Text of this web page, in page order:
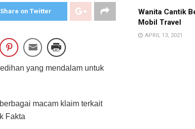
Share on Twitter
yang mendalam untuk
macam klaim terkait
Fakta
Wanita Cantik
Mobil Travel
APRIL 13, 2021